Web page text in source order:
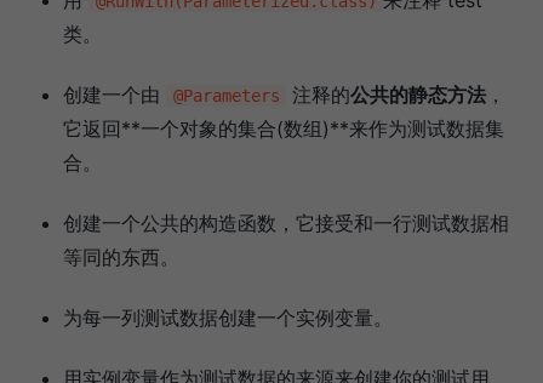
类。
创建一个由 @Parameters 注释的公共的静态方法 ，
它返回**一个对象的集合(数组)**来作为测试数据集
合。
创建一个公共的构造函数，它接受和一行测试数据相
等同的东西。
为每一列测试数据创建一个实例变量。
用实例变量作为测试数据的来源来创建你的测试用